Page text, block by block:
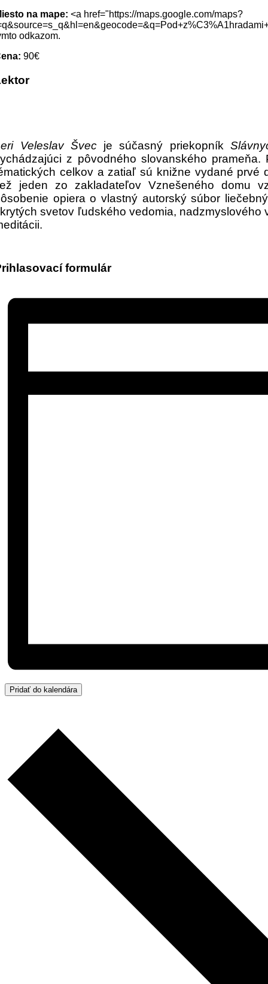
na mape:<a href="https://maps.google.com/maps?
odkazom.
90€
Veleslav Švecje súčasný priekopník
z pôvodného slovanského
celkov a zatiaľ sú knižne vydané prvé
jeden zo zakladateľov Vznešeného domu
opiera o vlastný autorský súbor
svetov ľudského vedomia,
formulár
Pridať do kalendára